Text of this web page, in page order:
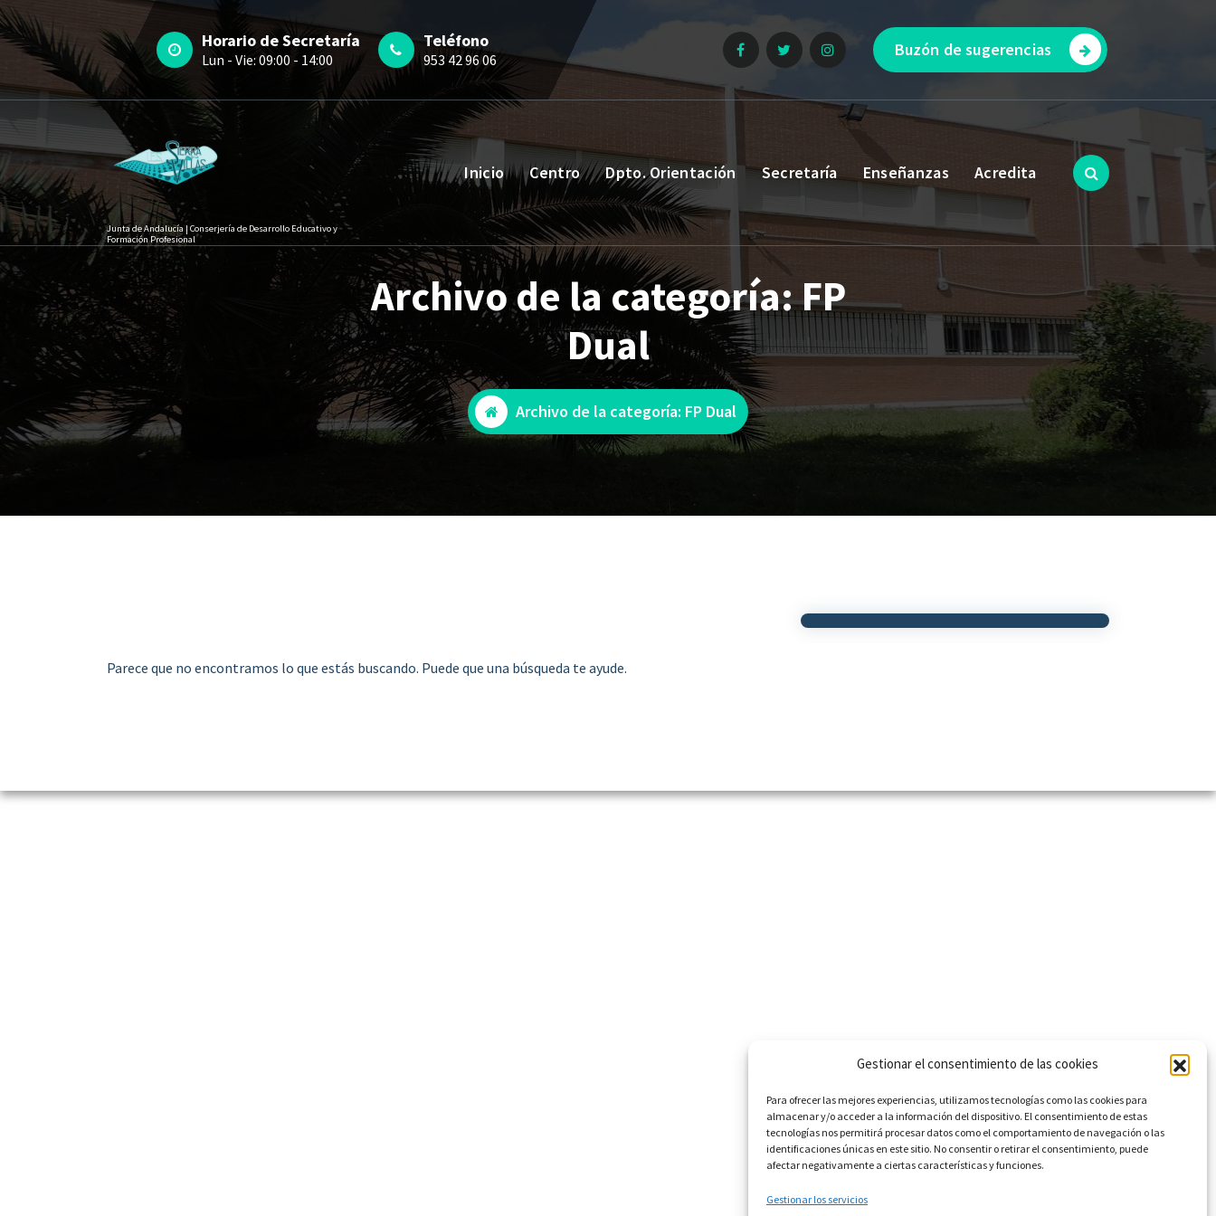
Gestionar el consentimiento de las cookies
Para ofrecer las mejores experiencias, utilizamos tecnologías como las cookies para
almacenar y/o acceder a la información del dispositivo. El consentimiento de estas
tecnologías nos permitirá procesar datos como el comportamiento de navegación o las
identificaciones únicas en este sitio. No consentir o retirar el consentimiento, puede
afectar negativamente a ciertas características y funciones.
Gestionar los servicios
contenido
Saltar
al
contenido
Horario de Secretaría
Lun - Vie: 09:00 - 14:00
Teléfono
953 42 96 06 Buzón de sugerencias
Junta de Andalucía | Conserjería de Desarrollo Educativo y
Formación Profesional
Inicio Centro Dpto. Orientación Secretaría Enseñanzas Acredita
Archivo de la categoría: FP
Dual
Archivo de la categoría: FP Dual
Parece que no encontramos lo que estás buscando. Puede que una búsqueda te ayude.